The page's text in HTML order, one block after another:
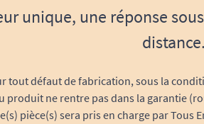
unique, une réponse
distance.
tout défaut de fabrication, sous la
produit ne rentre pas dans la garantie
pièce(s) sera pris en charge par